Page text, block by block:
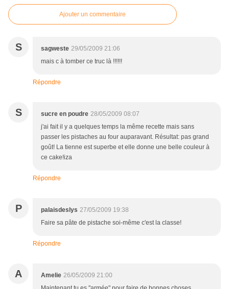
Ajouter un commentaire
S sagweste 29/05/2009 21:06
mais c à tomber ce truc là !!!!!!
Répondre
S sucre en poudre 28/05/2009 08:07
j'ai fait il y a quelques temps la même recette mais sans
passer les pistaches au four auparavant. Résultat: pas grand
goût! La tienne est superbe et elle donne une belle couleur à
ce cake!iza
Répondre
P palaisdeslys 27/05/2009 19:38
Faire sa pâte de pistache soi-même c'est la classe!
Répondre
A Amelie 26/05/2009 21:00